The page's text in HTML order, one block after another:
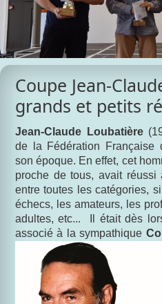
Coupe Jean-
grands et petits
Jean-Claude Loubatière
de la Fédération Française
son époque. En effet, cet
proche de tous, avait
entre toutes les catégories,
échecs, les amateurs, les
adultes, etc... Il était dès
associé à la sympathique